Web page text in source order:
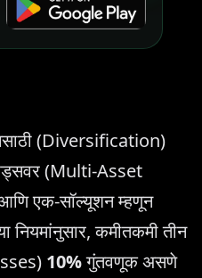
(Diversification)
(Multi-Asset
एक-सॉल्यूशन म्हणून
नियमांनुसार, कमीतकमी तीन
10%गुंतवणूक असणे